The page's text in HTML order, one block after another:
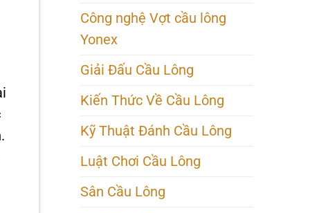
Công nghệ Vợt cầu lông
Yonex
Giải Đấu Cầu Lông
Kiến Thức Về Cầu Lông
Kỹ Thuật Đánh Cầu Lông
Luật Chơi Cầu Lông
Sân Cầu Lông